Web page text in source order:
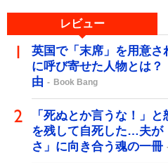
レビュー
英国で「末席」を用意さ
に呼び寄せた人物とは
由
Book Bang
「死ぬとか言うな！」
を残して自死した…夫が
さ」に向き合う魂の一冊